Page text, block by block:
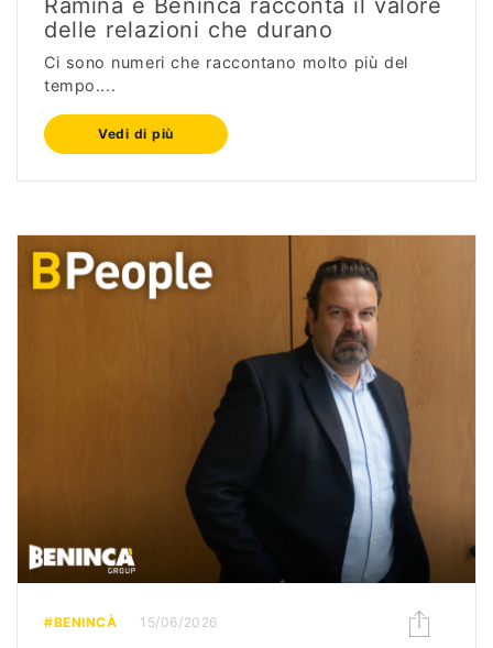
delle relazioni che durano
Ci sono numeri che raccontano molto più del
tempo....
Vedi di più
#BENINCÀ 15/06/2026